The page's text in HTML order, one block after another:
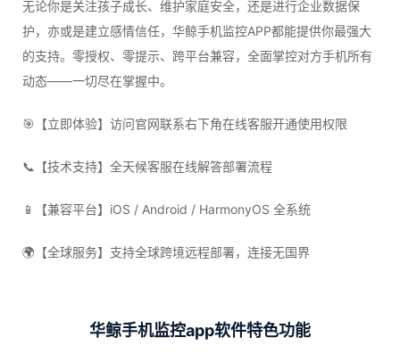
无论你是关注孩子成长、维护家庭安全，还是进行企业数据保
护，亦或是建立感情信任，华鲸手机监控APP都能提供你最强大
的支持。零授权、零提示、跨平台兼容，全面掌控对方手机所有
动态——一切尽在掌握中。
🎯【立即体验】访问官网联系右下角在线客服开通使用权限
📞【技术支持】全天候客服在线解答部署流程
📱【兼容平台】iOS / Android / HarmonyOS 全系统
🌍【全球服务】支持全球跨境远程部署，连接无国界
华鲸手机监控app软件特色功能